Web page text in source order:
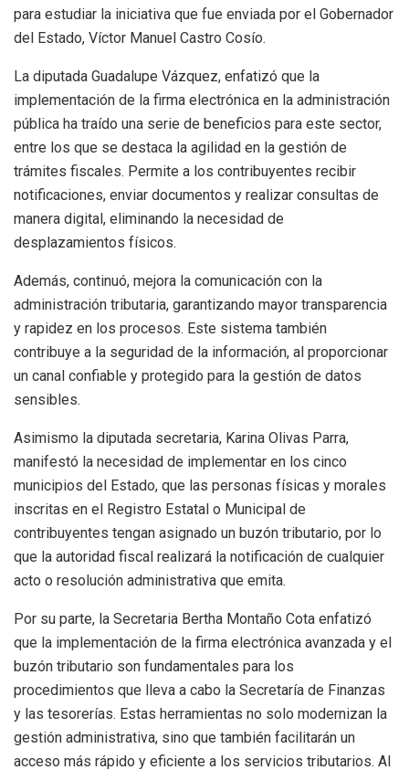
para estudiar la iniciativa que fue enviada por el Gobernador
del Estado, Víctor Manuel Castro Cosío.
La diputada Guadalupe Vázquez, enfatizó que la
implementación de la firma electrónica en la administración
pública ha traído una serie de beneficios para este sector,
entre los que se destaca la agilidad en la gestión de
trámites fiscales. Permite a los contribuyentes recibir
notificaciones, enviar documentos y realizar consultas de
manera digital, eliminando la necesidad de
desplazamientos físicos.
Además, continuó, mejora la comunicación con la
administración tributaria, garantizando mayor transparencia
y rapidez en los procesos. Este sistema también
contribuye a la seguridad de la información, al proporcionar
un canal confiable y protegido para la gestión de datos
sensibles.
Asimismo la diputada secretaria, Karina Olivas Parra,
manifestó la necesidad de implementar en los cinco
municipios del Estado, que las personas físicas y morales
inscritas en el Registro Estatal o Municipal de
contribuyentes tengan asignado un buzón tributario, por lo
que la autoridad fiscal realizará la notificación de cualquier
acto o resolución administrativa que emita.
Por su parte, la Secretaria Bertha Montaño Cota enfatizó
que la implementación de la firma electrónica avanzada y el
buzón tributario son fundamentales para los
procedimientos que lleva a cabo la Secretaría de Finanzas
y las tesorerías. Estas herramientas no solo modernizan la
gestión administrativa, sino que también facilitarán un
acceso más rápido y eficiente a los servicios tributarios. Al